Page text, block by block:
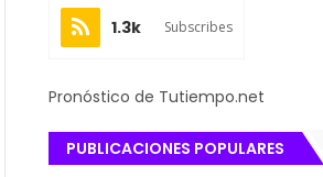
1.3k Subscribes
Pronóstico de Tutiempo.net
PUBLICACIONES POPULARES